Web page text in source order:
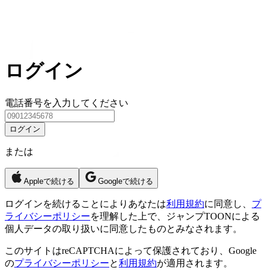
ログイン
電話番号を入力してください
ログイン
または
Appleで続ける Googleで続ける
ログインを続けることによりあなたは利用規約に同意し、 プ
ライバシーポリシーを理解した上で、ジャンプTOONによる
個人データの取り扱いに同意したものとみなされます。
このサイトはreCAPTCHAによって保護されており、Google
のプライバシーポリシーと利用規約が適用されます。